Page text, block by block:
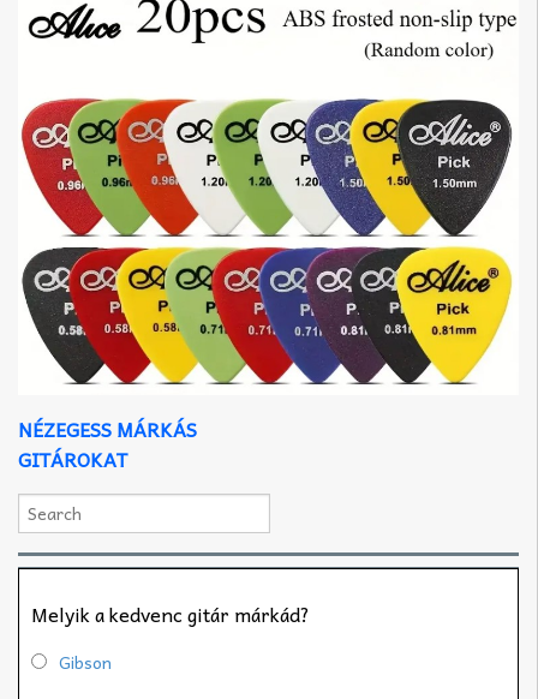
NÉZEGESS MÁRKÁS
GITÁROKAT
Melyik a kedvenc gitár márkád?
Gibson